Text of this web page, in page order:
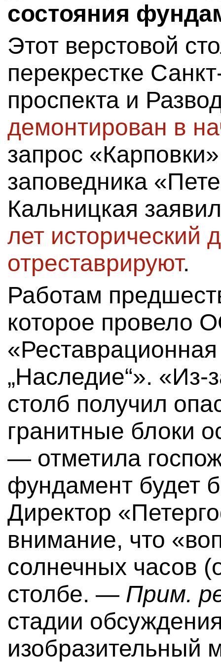
состояния
Этот верстовой
перекрестке
проспекта и
демонтирован в
запрос
заповедника
Кальницкая
лет исторический
отреставрируют.
Работам
которое провело
„Наследие“». «Из-
столб получил
гранитные блоки
— отметила
фундамент будет
Директор
внимание, что
солнечных часов
столбе. — Прим.
стадии
изобразительный